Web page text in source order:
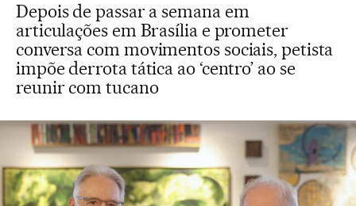
Depois de passar a semana em
articulações em Brasília e prometer
conversa com movimentos sociais, petista
impõe derrota tática ao ‘centro’ ao se
reunir com tucano